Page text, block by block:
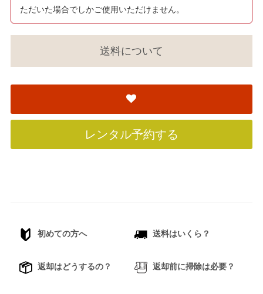
ただいた場合でしかご使用いただけません。
送料について
レンタル予約する
初めての方へ 送料はいくら？
返却はどうするの？ 返却前に掃除は必要？